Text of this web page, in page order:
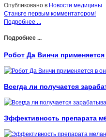
Опубликовано в Новости медицины
Станьте первым комментатором!
Подробнее ...
Подробнее ...
Робот Да Винчи
Всегда ли получается
Эффективность препарата